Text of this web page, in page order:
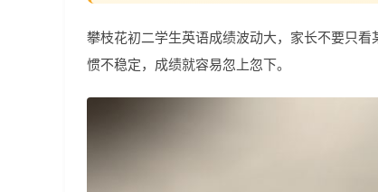
攀枝花初二学生英语成绩波动大，家长不要只
惯不稳定，成绩就容易忽上忽下。